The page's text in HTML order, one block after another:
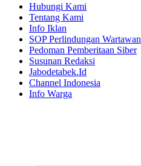
Hubungi Kami
Tentang Kami
Info Iklan
SOP Perlindungan Wartawan
Pedoman Pemberitaan Siber
Susunan Redaksi
Jabodetabek.Id
Channel Indonesia
Info Warga